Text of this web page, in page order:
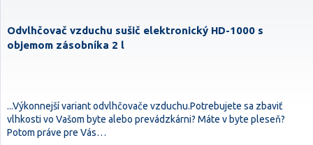
Odvlhčovač vzduchu sušič elektronický HD-1000 s
objemom zásobníka 2 l
...Výkonnejší variant odvlhčovače vzduchu.Potrebujete sa zbaviť
vlhkosti vo Vašom byte alebo prevádzkárni? Máte v byte pleseň?
Potom práve pre Vás…